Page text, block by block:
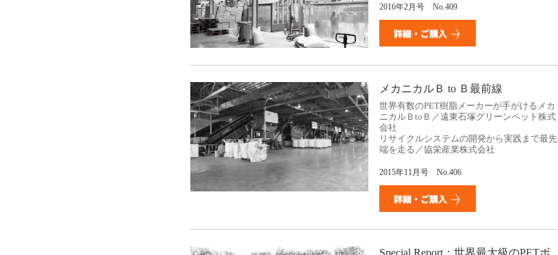
2016年2月号 No.409
メカニカルＢ to Ｂ最前線
世界有数のPET樹脂メーカーが手がけるメカ
ニカルＢtoＢ／遠東石塚グリーンペット株式
会社
リサイクルシステムの開発から実践まで最先
端を走る／協栄産業株式会社
2015年11月号 No.406